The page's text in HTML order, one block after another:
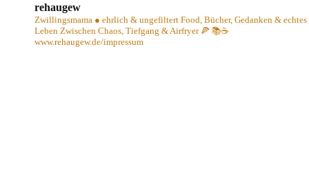
rehaugew
Zwillingsmama ● ehrlich & ungefiltert Food, Bücher, Gedanken & echtes
Leben Zwischen Chaos, Tiefgang & Airfryer 🍕 📚☕️
www.rehaugew.de/impressum